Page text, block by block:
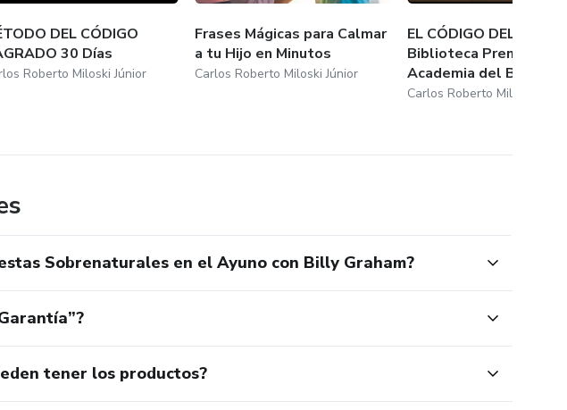
DEL CÓDIGO
30 Días
Roberto Miloski Júnior
Frases Mágicas para Calmar
a tu Hijo en Minutos
Carlos Roberto Miloski Júnior
EL CÓDIGO DEL CAFÉ® |
Biblioteca Premium +
Academia del Bari...
Carlos Roberto Miloski Júnior
Sobrenaturales en el Ayuno con Billy Graham?
tener los productos?